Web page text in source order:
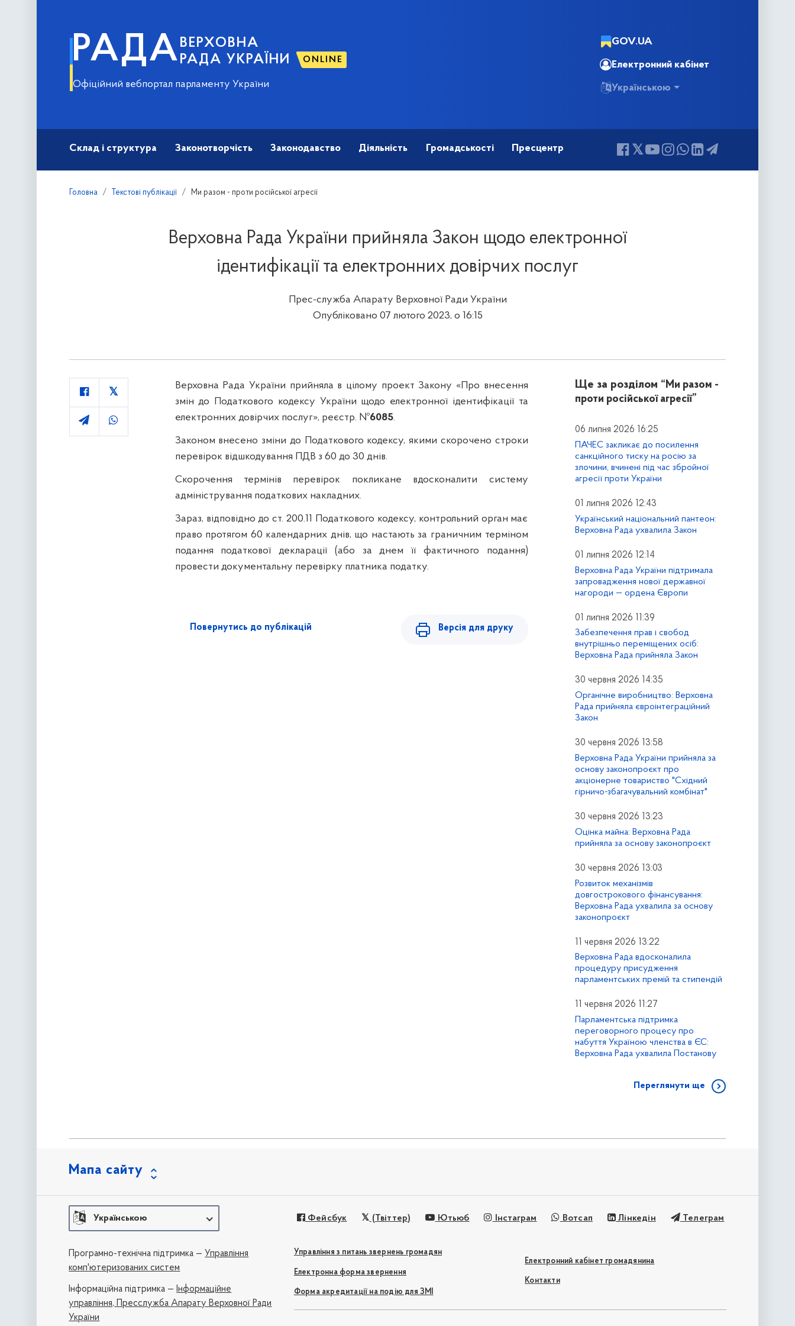
РАДА ВЕРХОВНА
РАДА УКРАЇНИ
ONLINE
Офіційний вебпортал парламенту України
GOV.UA
Електронний кабінет
Українською
Склад і структура Законотворчість Законодавство Діяльність Громадськості Пресцентр
Головна Текстові публікації Ми разом - проти російської агресії
Верховна Рада України прийняла Закон щодо електронної
ідентифікації та електронних довірчих послуг
Прес-служба Апарату Верховної Ради України
Опубліковано 07 лютого 2023, о 16:15
Верховна Рада України прийняла в цілому проект Закону «Про внесення
змін до Податкового кодексу України щодо електронної ідентифікації та
електронних довірчих послуг», реєстр. №6085.
Законом внесено зміни до Податкового кодексу, якими скорочено строки
перевірок відшкодування ПДВ з 60 до 30 днів.
Скорочення термінів перевірок покликане вдосконалити систему
адміністрування податкових накладних.
Зараз, відповідно до ст. 200.11 Податкового кодексу, контрольний орган має
право протягом 60 календарних днів, що настають за граничним терміном
подання податкової декларації (або за днем її фактичного подання)
провести документальну перевірку платника податку.
Повернутись до публікацій Версія для друку
Ще за розділом “Ми разом -
проти російської агресії”
06 липня 2026 16:25
ПАЧЕС закликає до посилення
санкційного тиску на росію за
злочини, вчинені під час збройної
агресії проти України
01 липня 2026 12:43
Український національний пантеон:
Верховна Рада ухвалила Закон
01 липня 2026 12:14
Верховна Рада України підтримала
запровадження нової державної
нагороди — ордена Європи
01 липня 2026 11:39
Забезпечення прав і свобод
внутрішньо переміщених осіб:
Верховна Рада прийняла Закон
30 червня 2026 14:35
Органічне виробництво: Верховна
Рада прийняла євроінтеграційний
Закон
30 червня 2026 13:58
Верховна Рада України прийняла за
основу законопроєкт про
акціонерне товариство "Східний
гірничо-збагачувальний комбінат"
30 червня 2026 13:23
Оцінка майна: Верховна Рада
прийняла за основу законопроєкт
30 червня 2026 13:03
Розвиток механізмів
довгострокового фінансування:
Верховна Рада ухвалила за основу
законопроєкт
11 червня 2026 13:22
Верховна Рада вдосконалила
процедуру присудження
парламентських премій та стипендій
11 червня 2026 11:27
Парламентська підтримка
переговорного процесу про
набуття Україною членства в ЄС:
Верховна Рада ухвалила Постанову
Переглянути ще
Мапа сайту
Українською Фейсбук (Твіттер) Ютьюб Інстаграм Вотсап Лінкедін Телеграм
Управління з питань звернень громадян
Електронна форма звернення
Форма акредитації на подію для ЗМІ
Електронний кабінет громадянина
Контакти
Програмно-технічна підтримка — Управління
комп'ютеризованих систем
Iнформаційна підтримка —Інформаційне
управління, Пресслужба Апарату Верховної Ради
України